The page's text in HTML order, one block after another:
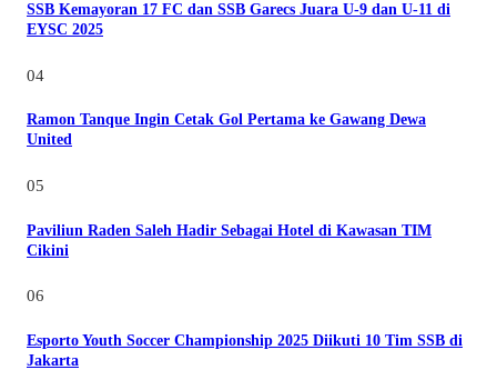
SSB Kemayoran 17 FC dan SSB Garecs Juara U-9 dan U-11 di
EYSC 2025
04
Ramon Tanque Ingin Cetak Gol Pertama ke Gawang Dewa
United
05
Paviliun Raden Saleh Hadir Sebagai Hotel di Kawasan TIM
Cikini
06
Esporto Youth Soccer Championship 2025 Diikuti 10 Tim SSB di
Jakarta